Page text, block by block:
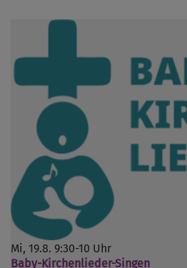
Mi, 19.8. 9:30-10 Uhr
Baby-Kirchenlieder-Singen